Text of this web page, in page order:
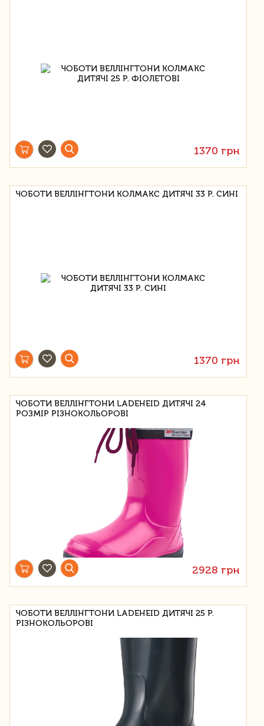
1370 грн
ЧОБОТИ ВЕЛЛІНГТОНИ КОЛМАКС ДИТЯЧІ 33 Р. СИНІ
1370 грн
ЧОБОТИ ВЕЛЛІНГТОНИ LADEHEID ДИТЯЧІ 24
РОЗМІР РІЗНОКОЛЬОРОВІ
2928 грн
ЧОБОТИ ВЕЛЛІНГТОНИ LADEHEID ДИТЯЧІ 25 Р.
РІЗНОКОЛЬОРОВІ